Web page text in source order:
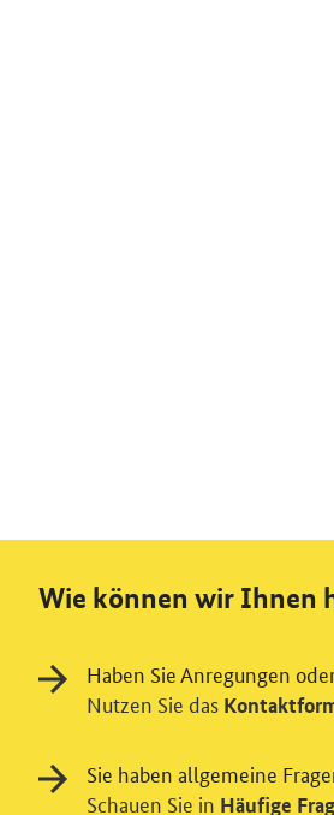
Wie können wir Ihnen
Haben Sie Anregungen
Nutzen Sie das
Sie haben allgemeine
Schauen Sie in Häufige